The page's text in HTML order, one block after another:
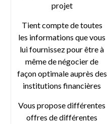
projet
Tient compte de toutes
les informations que vous
lui fournissez pour être à
même de négocier de
façon optimale auprès des
institutions financières
Vous propose différentes
offres de différentes